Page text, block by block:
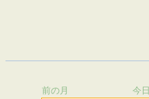
前の月 今日